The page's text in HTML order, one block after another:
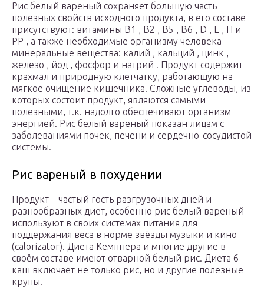
Рис белый вареный сохраняет большую часть
полезных свойств исходного продукта, в его составе
присутствуют: витамины В1 , В2 , В5 , В6 , D , Е , Н и
РР , а также необходимые организму человека
минеральные вещества: калий , кальций , цинк ,
железо , йод , фосфор и натрий . Продукт содержит
крахмал и природную клетчатку, работающую на
мягкое очищение кишечника. Сложные углеводы, из
которых состоит продукт, являются самыми
полезными, т.к. надолго обеспечивают организм
энергией. Рис белый вареный показан лицам с
заболеваниями почек, печени и сердечно-сосудистой
системы.
Рис вареный в похудении
Продукт – частый гость разгрузочных дней и
разнообразных диет, особенно рис белый вареный
используют в своих системах питания для
поддержания веса в норме звёзды музыки и кино
(calorizator). Диета Кемпнера и многие другие в
своём составе имеют отварной белый рис. Диета 6
каш включает не только рис, но и другие полезные
крупы.